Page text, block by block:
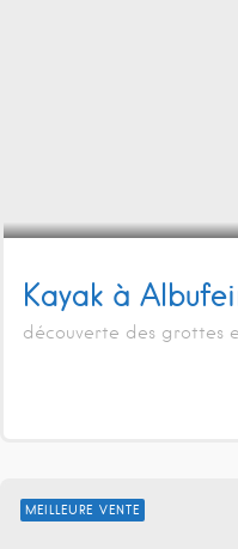
Kayak à
découverte des grottes
MEILLEURE VENTE